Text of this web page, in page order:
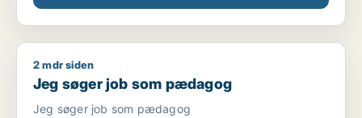
Jeg søger job som pædagog
2 mdr siden
Jeg søger job som pædagog
Jeg søger job som pædagog